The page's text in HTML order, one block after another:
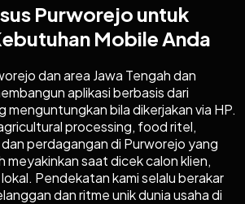
Purworejo untuk
Mobile Anda
dan area Jawa Tengah dan
aplikasi berbasis dari
menguntungkan bila dikerjakan via HP.
processing, food ritel,
perdagangan di Purworejo yang
saat dicek calon klien,
Pendekatan kami selalu berakar
dan ritme unik dunia usaha di